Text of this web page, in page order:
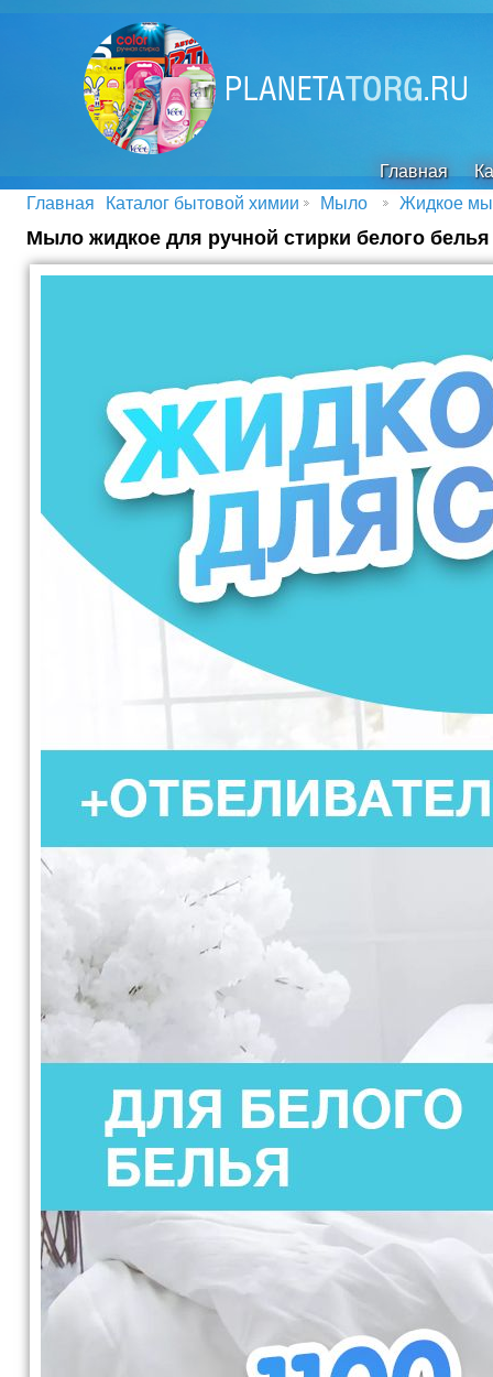
Главная
Главная
Каталог бытовой химии Мыло Жидкое
Мыло жидкое для ручной стирки белого